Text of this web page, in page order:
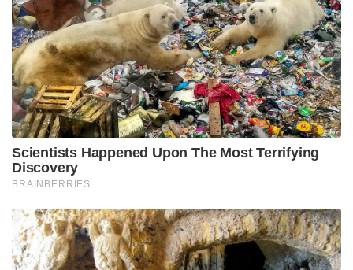
Scientists Happened Upon The Most Terrifying
Discovery
BRAINBERRIES